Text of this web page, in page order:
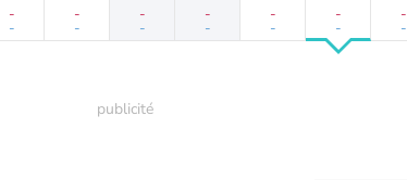
-
-
-
-
-
-
-
-
-
-
-
-
-
-